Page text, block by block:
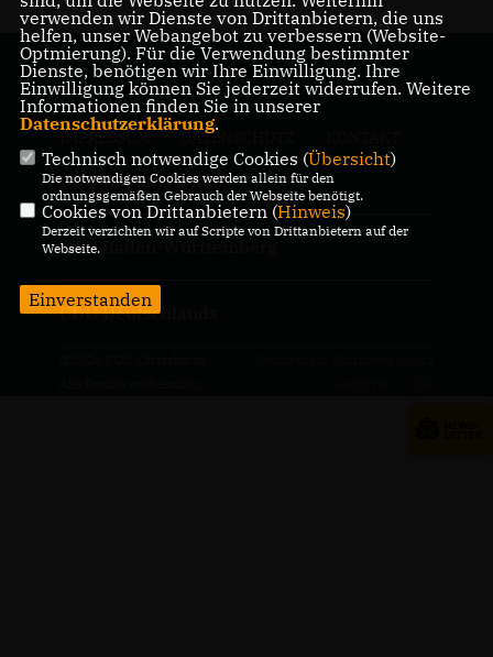
DATENSCHUTZ
CDU Rhein-Neckar
CDU Baden-Württemberg
CDU Deutschlands
verwenden wir Dienste von Drittanbietern, die uns
helfen, unser Webangebot zu verbessern (Website-
Optmierung). Für die Verwendung bestimmter
Dienste, benötigen wir Ihre Einwilligung. Ihre
Einwilligung können Sie jederzeit widerrufen. Weitere
Informationen finden Sie in unserer
Datenschutzerklärung.
Technisch notwendige Cookies (Übersicht)
Die notwendigen Cookies werden allein für den
ordnungsgemäßen Gebrauch der Webseite benötigt.
Cookies von Drittanbietern (Hinweis)
Derzeit verzichten wir auf Scripte von Drittanbietern auf der
Webseite.
Einverstanden